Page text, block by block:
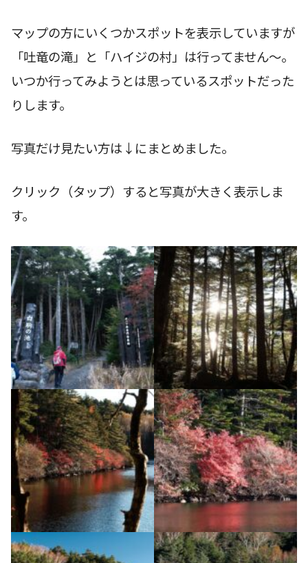
マップの方にいくつかスポットを表示していますが
「吐竜の滝」と「ハイジの村」は行ってません〜。
いつか行ってみようとは思っているスポットだった
りします。
写真だけ見たい方は↓にまとめました。
クリック（タップ）すると写真が大きく表示しま
す。